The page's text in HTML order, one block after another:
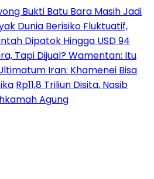
Bukti Batu Bara Masih Jadi
Dunia Berisiko Fluktuatif,
Dipatok Hingga USD 94
Tapi Dijual? Wamentan: Itu
Iran: Khamenei Bisa
Rp11,8 Triliun Disita, Nasib
Agung